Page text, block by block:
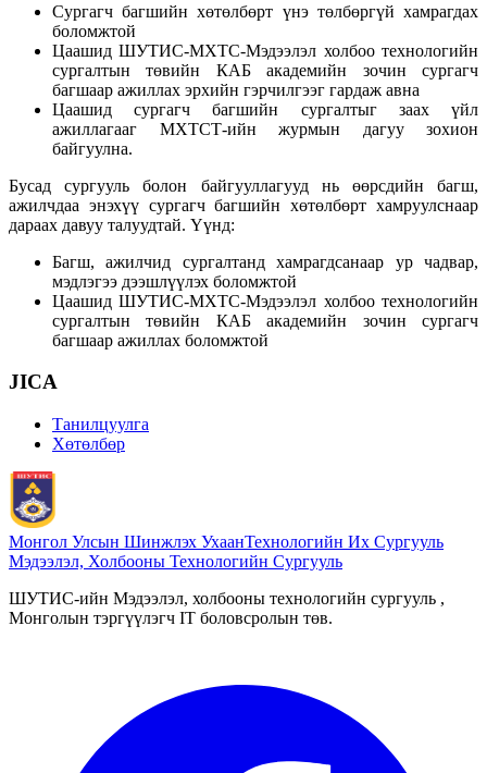
Сургагч багшийн хөтөлбөрт үнэ төлбөргүй хамрагдах
боломжтой
Цаашид ШУТИС-МХТС-Мэдээлэл холбоо технологийн
сургалтын төвийн КАБ академийн зочин сургагч
багшаар ажиллах эрхийн гэрчилгээг гардаж авна
Цаашид сургагч багшийн сургалтыг заах үйл
ажиллагааг МХТСТ-ийн журмын дагуу зохион
байгуулна.
Бусад сургууль болон байгууллагууд нь өөрсдийн багш,
ажилчдаа энэхүү сургагч багшийн хөтөлбөрт хамруулснаар
дараах давуу талуудтай. Үүнд:
Багш, ажилчид сургалтанд хамрагдсанаар ур чадвар,
мэдлэгээ дээшлүүлэх боломжтой
Цаашид ШУТИС-МХТС-Мэдээлэл холбоо технологийн
сургалтын төвийн КАБ академийн зочин сургагч
багшаар ажиллах боломжтой
JICA
Танилцуулга
Хөтөлбөр
Монгол Улсын Шинжлэх УхаанТехнологийн Их Сургууль
Мэдээлэл, Холбооны Технологийн Сургууль
ШУТИС-ийн Мэдээлэл, холбооны технологийн сургууль ,
Монголын тэргүүлэгч IT боловсролын төв.